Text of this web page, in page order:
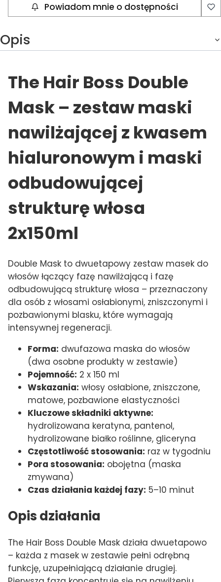
Powiadom mnie o dostępności
Opis
The Hair Boss Double
Mask – zestaw maski
nawilżającej z kwasem
hialuronowym i maski
odbudowującej
strukturę włosa
2x150ml
Double Mask to dwuetapowy zestaw masek do
włosów łączący fazę nawilżającą i fazę
odbudowującą strukturę włosa – przeznaczony
dla osób z włosami osłabionymi, zniszczonymi i
pozbawionymi blasku, które wymagają
intensywnej regeneracji.
Forma: dwufazowa maska do włosów
(dwa osobne produkty w zestawie)
Pojemność: 2 x 150 ml
Wskazania: włosy osłabione, zniszczone,
matowe, pozbawione elastyczności
Kluczowe składniki aktywne:
hydrolizowana keratyna, pantenol,
hydrolizowane białko roślinne, gliceryna
Częstotliwość stosowania: raz w tygodniu
Pora stosowania: obojętna (maska
zmywana)
Czas działania każdej fazy: 5–10 minut
Opis działania
The Hair Boss Double Mask działa dwuetapowo
– każda z masek w zestawie pełni odrębną
funkcję, uzupełniającą działanie drugiej.